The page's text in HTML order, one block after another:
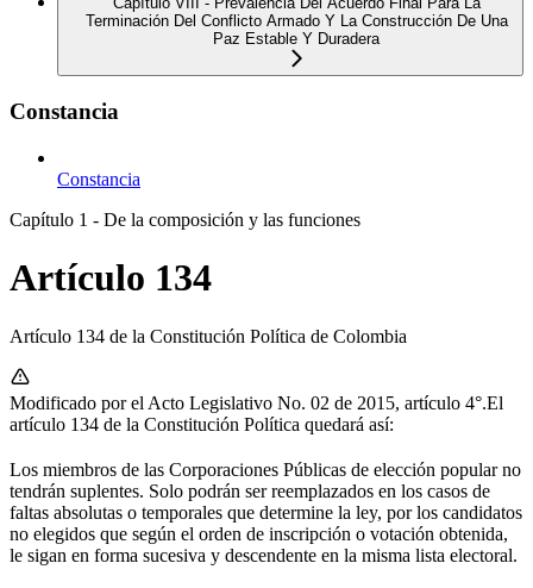
Terminación Del Conflicto Armado Y La Construcción De Una
Paz Estable Y Duradera
Constancia
Constancia
Capítulo 1 - De la composición y las funciones
Artículo 134
Artículo 134 de la Constitución Política de Colombia
Modificado por el Acto Legislativo No. 02 de 2015, artículo 4°.El
artículo 134 de la Constitución Política quedará así:
Los miembros de las Corporaciones Públicas de elección popular no
tendrán suplentes. Solo podrán ser reemplazados en los casos de
faltas absolutas o temporales que determine la ley, por los candidatos
no elegidos que según el orden de inscripción o votación obtenida,
le sigan en forma sucesiva y descendente en la misma lista electoral.